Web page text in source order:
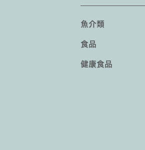
魚介類
食品
健康食品